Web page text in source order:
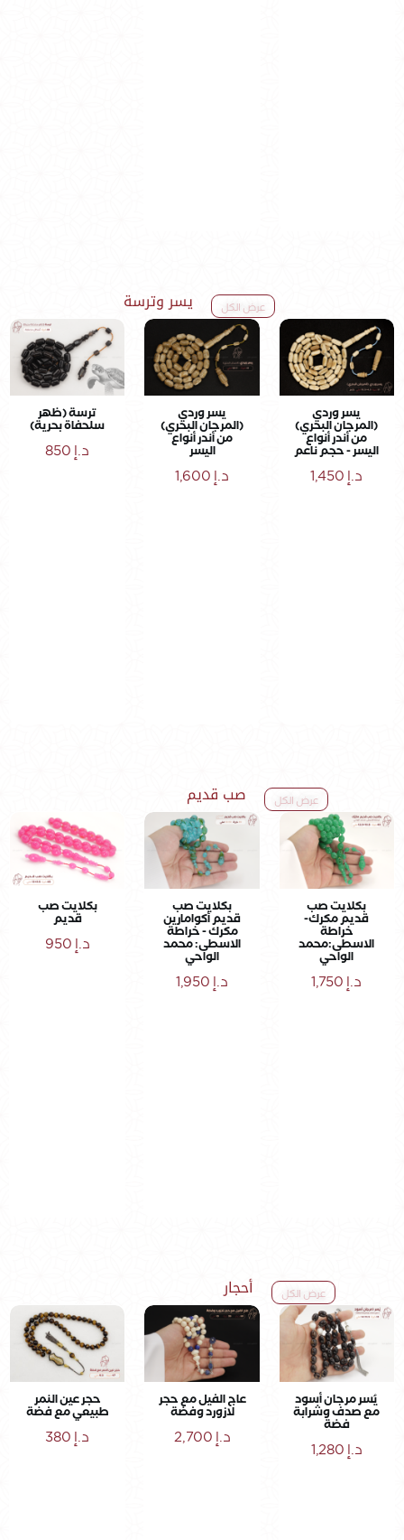
عرض الكل يسر وترسة
يسر وردي
(المرجان البحري)
من أندر أنواع
اليسر - حجم ناعم
د.إ1,450
يسر وردي
(المرجان البحري)
من أندر أنواع
اليسر
د.إ
ترسة (ظهر
سلحفاة بحرية)
د.إ850
عرض الكل صب قديم
بكلايت صب
قديم مكرك-
خراطة
الاسطى:محمد
الواحي
د.إ1,750
بكلايت صب
قديم أكوامارين
مكرك - خراطة
الاسطى: محمد
الواحي
د.إ
بكلايت صب
قديم
د.إ
عرض الكل أحجار
يُسر مرجان أسود
مع صدف وشرابة
فضة
د.إ
عاج الفيل مع حجر
لازورد وفضة
د.إ
حجر عين النمر
طبيعي مع فضة
د.إ380